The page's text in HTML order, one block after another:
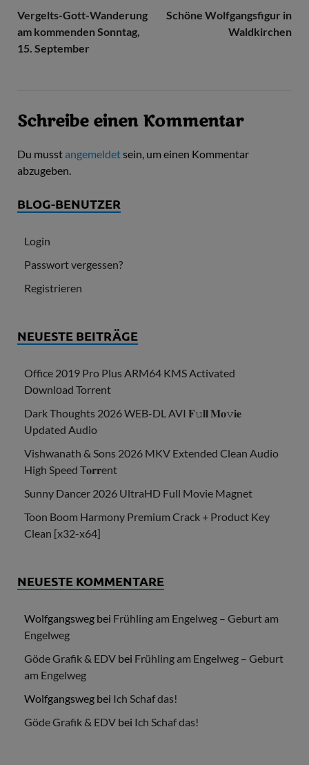
Vergelts-Gott-Wanderung
am kommenden Sonntag,
15. September
Schöne Wolfgangsfigur in
Waldkirchen
Schreibe einen Kommentar
Du musstangemeldetsein, um einen Kommentar
abzugeben.
BLOG-BENUTZER
Login
Passwort vergessen?
Registrieren
NEUESTE BEITRÄGE
Office 2019 Pro Plus ARM64 KMS Activated
Dоwnlоad Torrent
Dark Thoughts 2026 WEB-DL AVI 𝐅𝚞𝐥𝐥 𝐌𝐨𝚟𝐢𝐞
Updated Audio
Vishwanath & Sons 2026 MKV Extended Clean Audio
High Speed T𝐨𝐫𝐫ent
Sunny Dancer 2026 UltraHD Full Movie Magnet
Toon Boom Harmony Premium Crack + Product Key
Clean [x32-x64]
NEUESTE KOMMENTARE
Wolfgangsweg bei Frühling am Engelweg – Geburt am
Engelweg
Göde Grafik & EDV bei Frühling am Engelweg – Geburt
am Engelweg
Wolfgangsweg bei Ich Schaf das!
Göde Grafik & EDV bei Ich Schaf das!